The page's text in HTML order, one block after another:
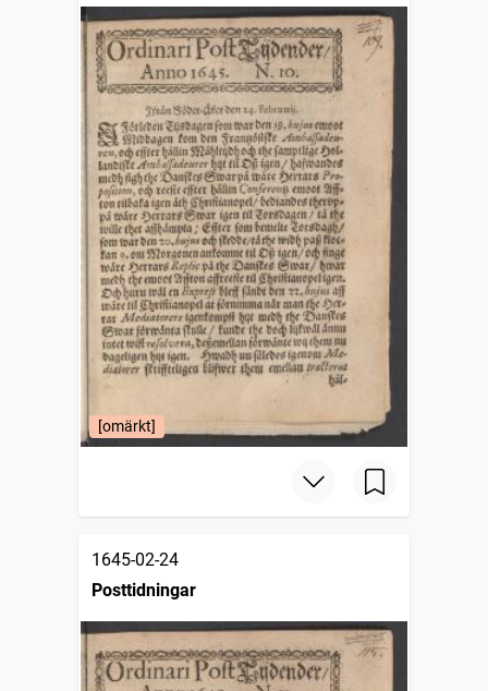
[omärkt]
1645-02-24
Posttidningar